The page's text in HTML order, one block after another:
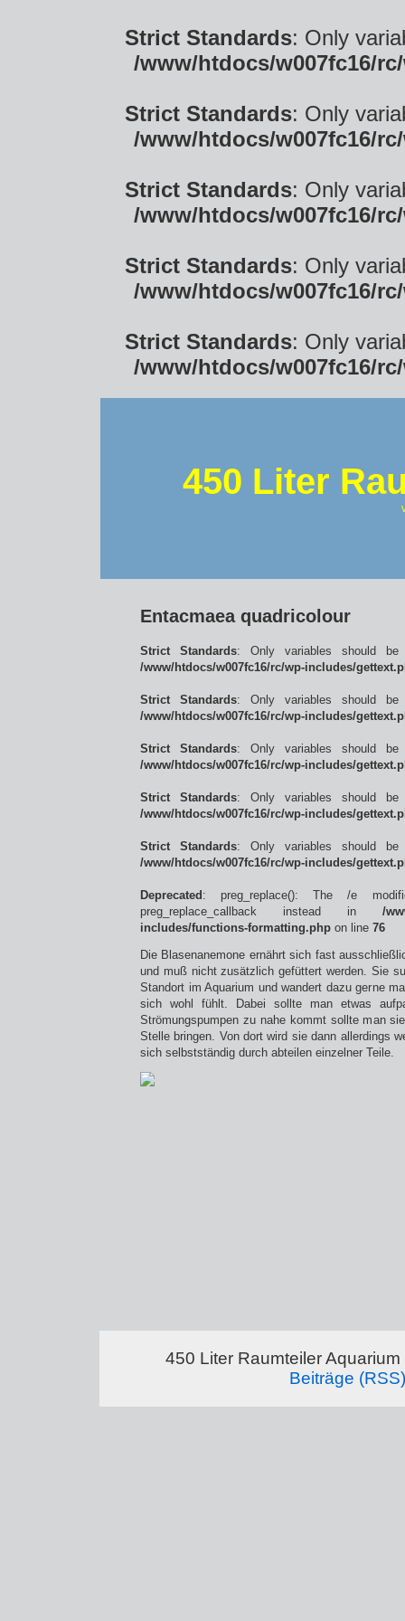
Strict Standards: Only
/www/htdocs/w007fc16/
Strict Standards: Only
/www/htdocs/w007fc16/
Strict Standards: Only
/www/htdocs/w007fc16/
Strict Standards: Only
/www/htdocs/w007fc16/
Strict Standards: Only
/www/htdocs/w007fc16/
450 Liter
Entacmaea quadricolour
Strict Standards: Only variables should
/www/htdocs/w007fc16/rc/wp-includes/
Strict Standards: Only variables should
/www/htdocs/w007fc16/rc/wp-includes/
Strict Standards: Only variables should
/www/htdocs/w007fc16/rc/wp-includes/
Strict Standards: Only variables should
/www/htdocs/w007fc16/rc/wp-includes/
Strict Standards: Only variables should
/www/htdocs/w007fc16/rc/wp-includes/
Deprecated : preg_replace(): The /e
preg_replace_callback instead in /
includes/functions-formatting.php on line 76
Die Blasenanemone ernährt sich fast
und muß nicht zusätzlich gefüttert werden. Sie
Standort im Aquarium und wandert dazu gerne
sich wohl fühlt. Dabei sollte man etwas
Strömungspumpen zu nahe kommt sollte man
Stelle bringen. Von dort wird sie dann allerdings
sich selbstständig durch abteilen einzelner Teile.
450 Liter Raumteiler
Beiträge (RSS)